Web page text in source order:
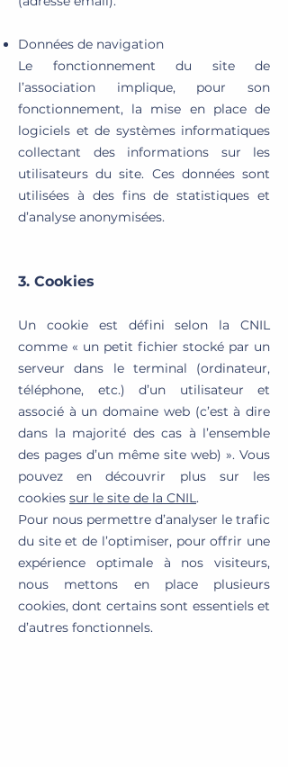
Données de navigation
Le fonctionnement du site de
l’association implique, pour son
fonctionnement, la mise en place de
logiciels et de systèmes informatiques
collectant des informations sur les
utilisateurs du site. Ces données sont
utilisées à des fins de statistiques et
d’analyse anonymisées.
3. Cookies
Un cookie est défini selon la CNIL
comme « un petit fichier stocké par un
serveur dans le terminal (ordinateur,
téléphone, etc.) d’un utilisateur et
associé à un domaine web (c’est à dire
dans la majorité des cas à l’ensemble
des pages d’un même site web) ». Vous
pouvez en découvrir plus sur les
cookies sur le site de la CNIL.
Pour nous permettre d’analyser le trafic
du site et de l’optimiser, pour offrir une
expérience optimale à nos visiteurs,
nous mettons en place plusieurs
cookies, dont certains sont essentiels et
d’autres fonctionnels.